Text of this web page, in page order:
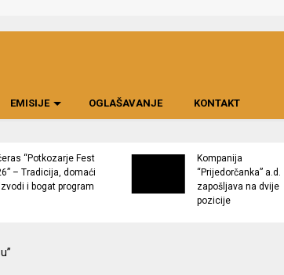
EMISIJE OGLAŠAVANJE KONTAKT
“Potkozarje Fest
– Tradicija, domaći
i bogat program
Kompanija
“Prijedorčanka” a.d.
zapošljava na dvije
pozicije